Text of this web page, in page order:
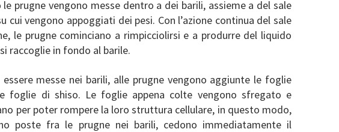
prugne vengono messe dentro a dei barili, assieme a del sale
cui vengono appoggiati dei pesi. Con l’azione continua del sale
le prugne cominciano a rimpicciolirsi e a produrre del liquido
raccoglie in fondo al barile.
messe nei barili, alle prugne vengono aggiunte le foglie
foglie di shiso. Le foglie appena colte vengono sfregato e
per poter rompere la loro struttura cellulare, in questo modo,
poste fra le prugne nei barili, cedono immediatamente il